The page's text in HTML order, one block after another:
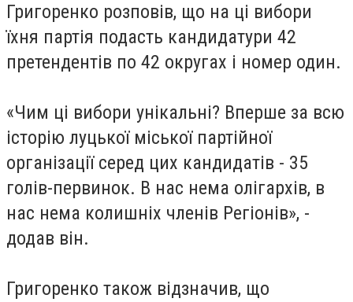
Григоренко розповів, що на ці вибори
їхня партія подасть кандидатури 42
претендентів по 42 округах і номер один.
«Чим ці вибори унікальні? Вперше за всю
історію луцької міської партійної
організації серед цих кандидатів - 35
голів-первинок. В нас нема олігархів, в
нас нема колишніх членів Регіонів», -
додав він.
Григоренко також відзначив, що